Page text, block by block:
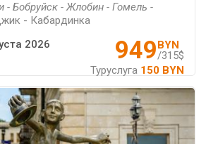
- Бобруйск - Жлобин - Гомель -
- Кабардинка
949BYN
/315$
Туруслуга 150 BYN
2026